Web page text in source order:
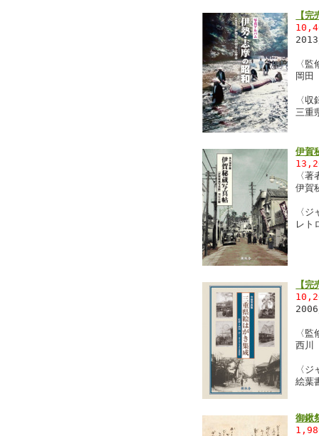
【
〈
岡田
〈
三重
伊賀
〈
伊賀
〈
レト
【
〈監
西川
〈
絵葉
御鍬